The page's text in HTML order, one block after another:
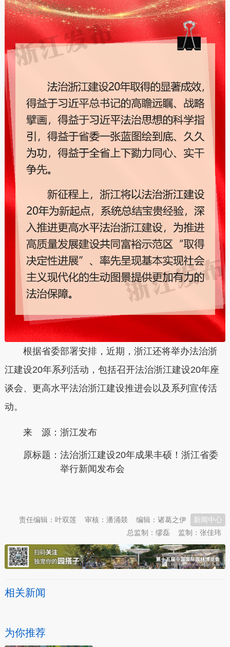
根据省委部署安排，近期，浙江还将举办法治浙
江建设20年系列活动，包括召开法治浙江建设20年座
谈会、更高水平法治浙江建设推进会以及系列宣传活
动。
来 源：浙江发布
原标题： 法治浙江建设20年成果丰硕！浙江省委
举行新闻发布会
新闻中心
编辑：诸葛之伊
审核：潘涌燚
责任编辑：叶双莲
监制：张佳玮
总监制：缪磊
相关新闻
为你推荐